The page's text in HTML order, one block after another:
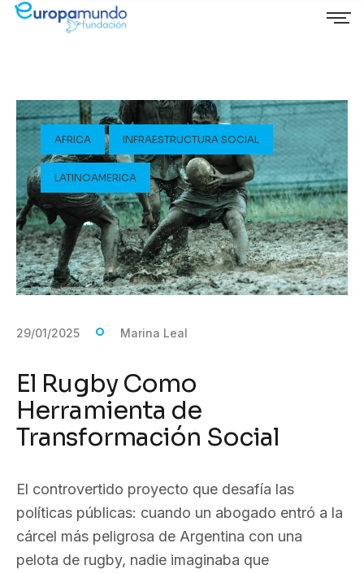
AFRICA INFRAESTRUCTURA SOCIAL
LATINOAMERICA
29/01/2025 Marina Leal
El Rugby Como
Herramienta de
Transformación Social
El controvertido proyecto que desafía las
políticas públicas: cuando un abogado entró a la
cárcel más peligrosa de Argentina con una
pelota de rugby, nadie imaginaba que